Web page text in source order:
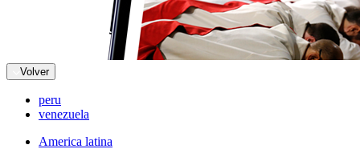
Volver
peru
venezuela
America latina